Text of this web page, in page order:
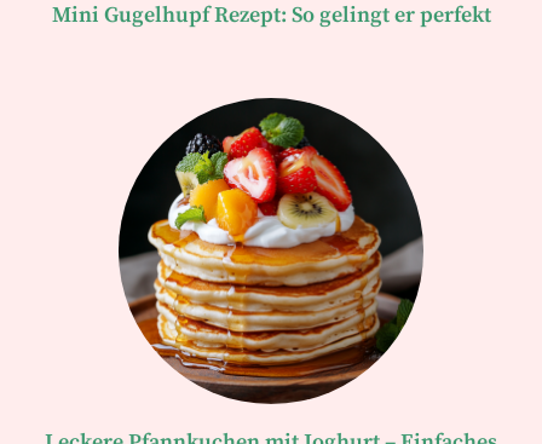
Mini Gugelhupf Rezept: So gelingt er perfekt